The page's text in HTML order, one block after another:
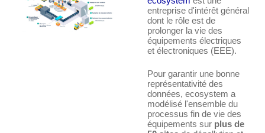
entreprise d'intérêt général
dont le rôle est de
prolonger la vie des
équipements électriques
et électroniques (EEE).
Pour garantir une bonne
représentativité des
données, ecosystem a
modélisé l'ensemble du
processus fin de vie des
équipements sur plus de